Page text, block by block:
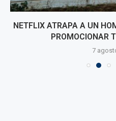
NETFLIX ATRAPA A UN
PROMOCIONAR
7